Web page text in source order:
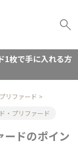
1枚で手に入れる方
リファード >
・プリファード
ードのポイン